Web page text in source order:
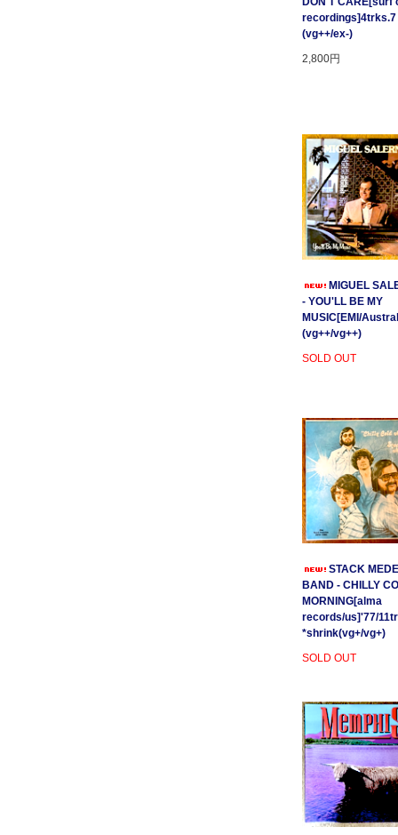
recordings]4trks.7
(vg++/ex-)
2,800円
MIGUEL
- YOU'LL BE MY
MUSIC[EMI/
(vg++/vg++)
SOLD OUT
STACK
BAND - CHILLY
MORNING[alma
records/us]'77/
*shrink(vg+/vg+)
SOLD OUT